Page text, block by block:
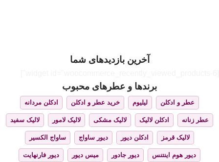
آخرین بازدیدهای شما
برندها و عطرهای محبوب
عطر و ادکلن لیلیوم خرید عطر و ادکلن ادکلن مردانه
عطر زنانه ادکلن لالیک لالیک مشکی لالیک لامور لالیک سفید
لالیک قرمز ادکلن دیور دیور ساواج ساواج الکسیر
دیور هوم اینتنس دیور جادور میس دیور دیور فارنهایت